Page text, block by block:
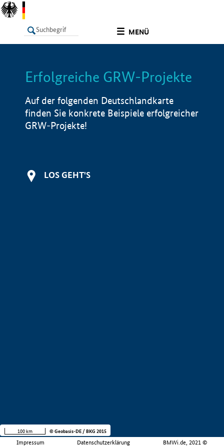
MENÜ
LISTE Info
Erfolgreiche GRW-Projekte
Auf der folgenden Deutschlandkarte
finden Sie konkrete Beispiele erfolgreicher
GRW-Projekte!
LOS GEHT'S
Impressum Datenschutzerklärung BMWi.de, 2021 ©
100 km © Geobasis-DE / BKG 2015